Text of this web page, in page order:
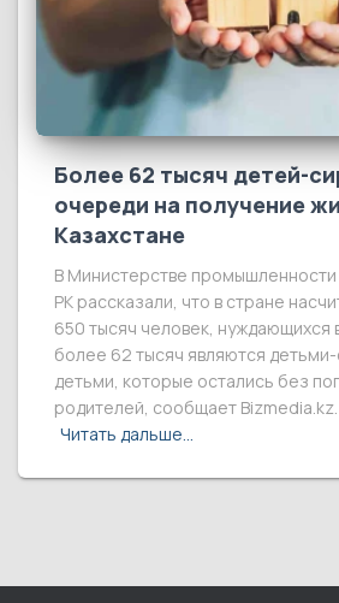
Более 62 тысяч детей-
очереди на получение
Казахстане
В Министерстве промышленности
РК рассказали, что в стране
650 тысяч человек, нуждающихся
более 62 тысяч являются
детьми, которые остались без
родителей, сообщает
Читать дальше…